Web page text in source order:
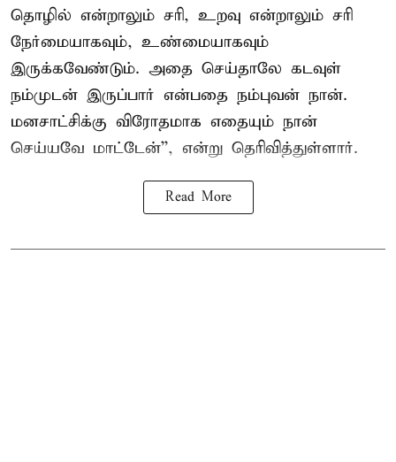
தொழில் என்றாலும் சரி, உறவு என்றாலும் சரி
நேர்மையாகவும், உண்மையாகவும்
இருக்கவேண்டும். அதை செய்தாலே கடவுள்
நம்முடன் இருப்பார் என்பதை நம்புவன் நான்.
மனசாட்சிக்கு விரோதமாக எதையும் நான்
செய்யவே மாட்டேன்'', என்று தெரிவித்துள்ளார்.
Read More